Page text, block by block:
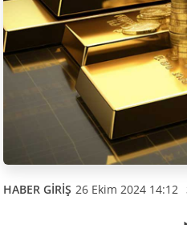
HABER GİRİŞ 26 Ekim 2024 14:12